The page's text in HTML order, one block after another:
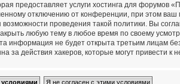
предоставляет услуги хостинга для форумов
отключению от конференции, при этом ваш
проведения такой политики. Вы
любую тему в любое время по своему
информация не будет открыта третьим лицам
действия хакеров, которые могут привести к